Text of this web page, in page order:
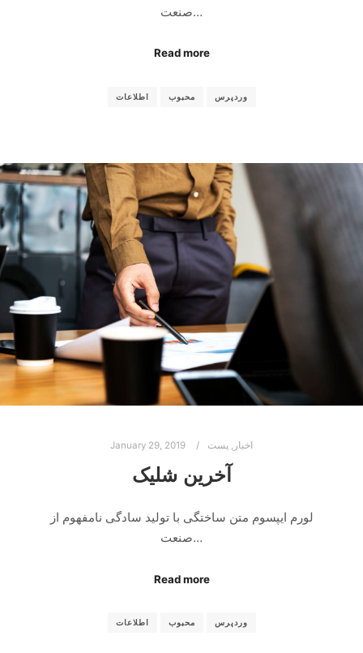
صنعت…
Read more
اطلاعات محبوب وردپرس
January 29, 2019 اخبار , پست
آخرین شلیک
لورم ایپسوم متن ساختگی با تولید سادگی نامفهوم از
صنعت…
Read more
اطلاعات محبوب وردپرس